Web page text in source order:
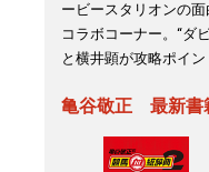
ービースタリオンの
コラボコーナー。“ダ
と横井顕が攻略ポイン
亀谷敬正 最新書